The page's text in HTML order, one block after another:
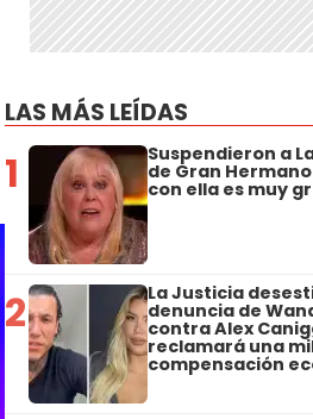
LAS MÁS LEÍDAS
1 Suspendieron a
de Gran
con ella es muy
2 La Justicia
denuncia de
contra Alex
reclamará una
compensación